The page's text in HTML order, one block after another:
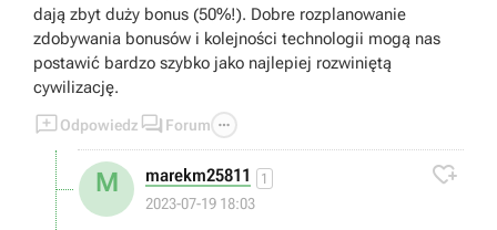
dają zbyt duży bonus (50%!). Dobre rozplanowanie
zdobywania bonusów i kolejności technologii mogą nas
postawić bardzo szybko jako najlepiej rozwiniętą
cywilizację.
Odpowiedz  Forum 
M marekm25811 1
2023-07-19 18:03
